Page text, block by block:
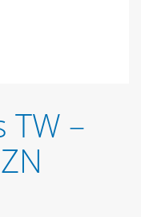
TW –